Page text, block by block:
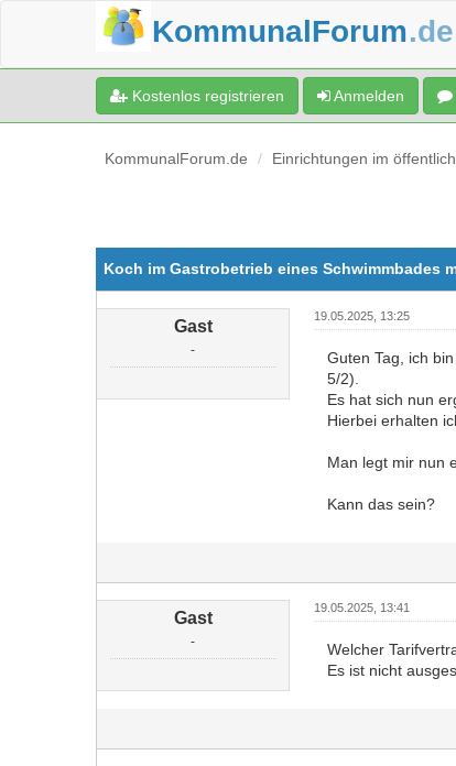
KommunalForum.de
Kostenlos registrieren Anmelden
KommunalForum.de Einrichtungen im
Koch im Gastrobetrieb eines Schwimmbades
Gast
-
19.05.2025, 13:25
Guten Tag, ich
5/2).
Es hat sich nun
Hierbei erhalten
Man legt mir nun
Kann das sein?
Gast
-
19.05.2025, 13:41
Welcher
Es ist nicht